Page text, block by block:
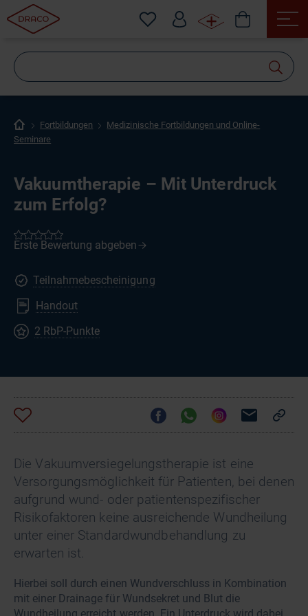
Fortbildungen
Medizinische Fortbildungen und Online-
Seminare
Vakuumtherapie – Mit Unterdruck
zum Erfolg?
Teilnahmebescheinigung
Handout
2 RbP-Punkte
Die Vakuumversiegelungstherapie ist eine
Versorgungsmöglichkeit für Patienten, bei denen
aufgrund wund- oder patientenspezifischer
Risikofaktoren keine ausreichende Wundheilung
unter einer Standardwundbehandlung zu
erwarten ist.
Hierbei soll durch einen Wundverschluss in Kombination
mit einer Drainage für Wundsekret und Blut die
suchen